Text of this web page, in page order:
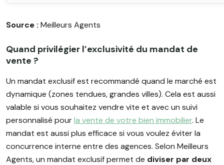
Source : Meilleurs Agents
Quand privilégier l’exclusivité du mandat de
vente ?
Un mandat exclusif est recommandé quand le marché est
dynamique (zones tendues, grandes villes). Cela est aussi
valable si vous souhaitez vendre vite et avec un suivi
personnalisé pourla vente de votre bien immobilier. Le
mandat est aussi plus efficace si vous voulez éviter la
concurrence interne entre des agences. Selon Meilleurs
Agents, un mandat exclusif permet de diviser par deux